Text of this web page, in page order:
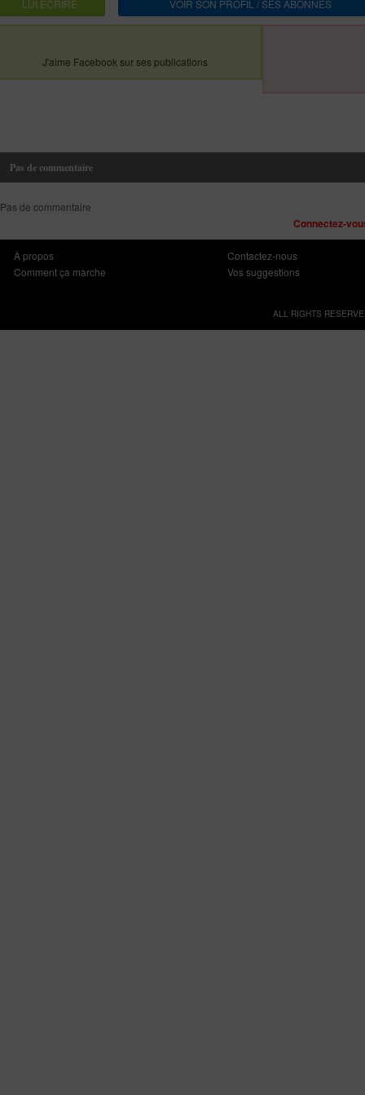
LUI ECRIRE VOIR SON PROFIL / SES ABONNES
J'aime Facebook sur ses publications
Pas de commentaire
Pas de commentaire
Connectez-
À propos
Comment ça marche
Contactez-nous
Vos suggestions
ALL RIGHTS